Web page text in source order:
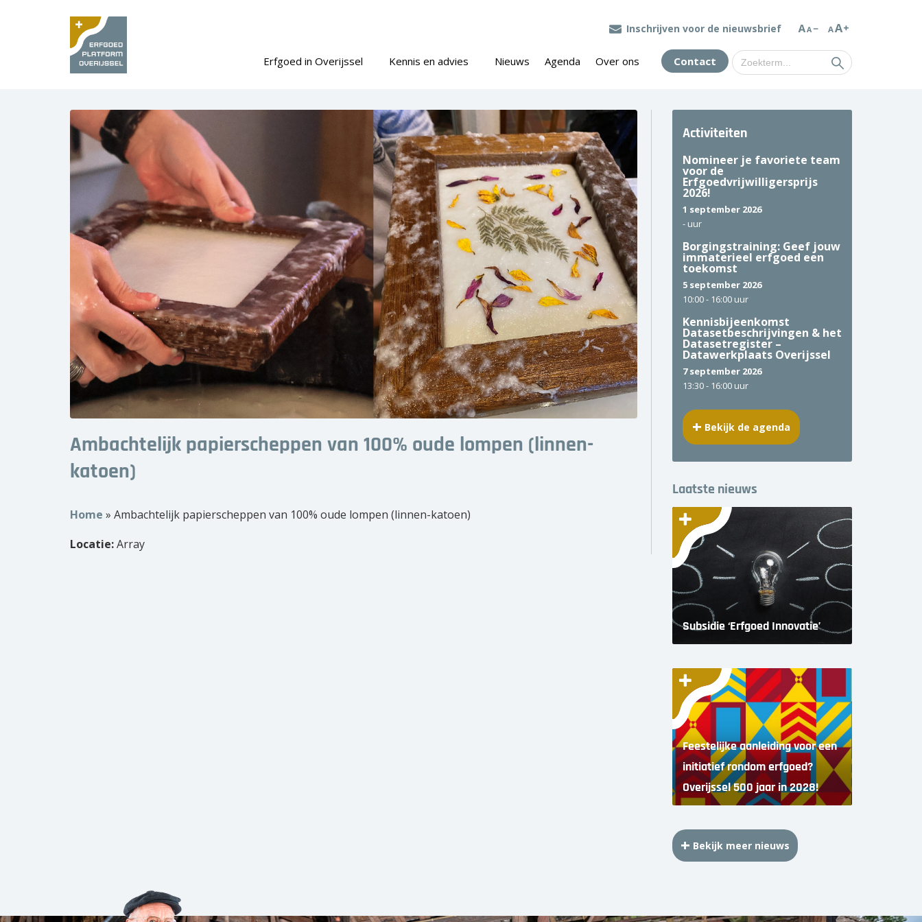
Inschrijven voor de nieuwsbrief
Erfgoed in Overijssel Kennis en advies Nieuws Agenda Over ons Contact
Zoek
naar:
Ambachtelijk papierscheppen van 100% oude lompen (linnen-
katoen)
Home » Ambachtelijk papierscheppen van 100% oude lompen (linnen-katoen)
Locatie:Array
Activiteiten
Nomineer je favoriete team
voor de
Erfgoedvrijwilligersprijs
2026!
1 september 2026
- uur
Borgingstraining: Geef jouw
immaterieel erfgoed een
toekomst
5 september 2026
10:00 - 16:00 uur
Kennisbijeenkomst
Datasetbeschrijvingen & het
Datasetregister –
Datawerkplaats Overijssel
7 september 2026
13:30 - 16:00 uur
Bekijk de agenda
Laatste nieuws
Subsidie ‘Erfgoed Innovatie’
Feestelijke aanleiding voor een
initiatief rondom erfgoed?
Overijssel 500 jaar in 2028!
Bekijk meer nieuws